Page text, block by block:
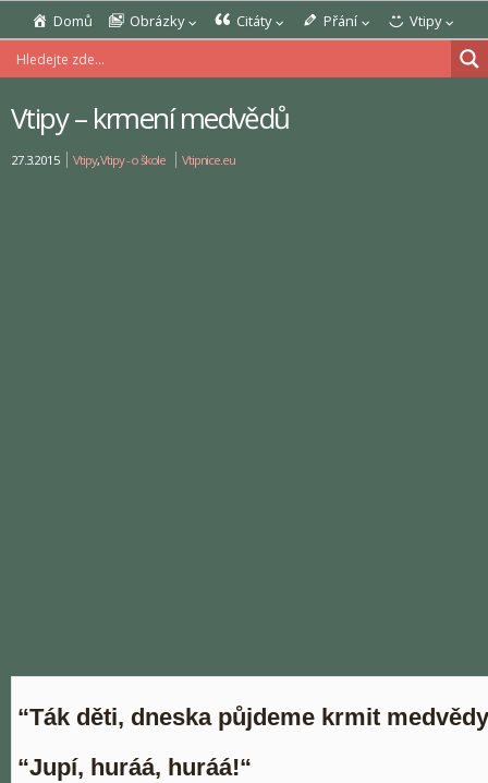
Domů Obrázky Citáty Přání Vtipy
Vtipy – krmení medvědů
27.3.2015 Vtipy,Vtipy - o škole Vtipnice.eu
“Ták děti, dneska půjdeme krmit
“Jupí, huráá, huráá!“